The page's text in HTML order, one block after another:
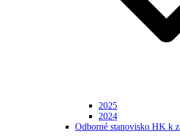
2025
2024
Odborné stanovisko HK k